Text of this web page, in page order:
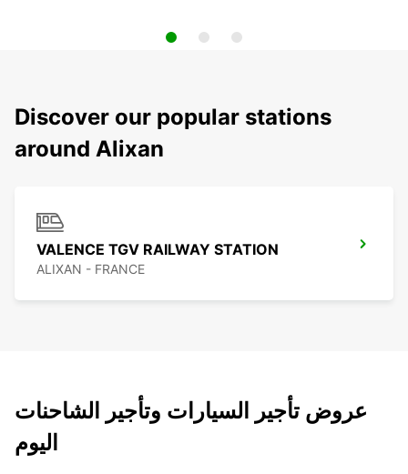
Discover our popular stations
around Alixan
VALENCE TGV RAILWAY STATION
ALIXAN - FRANCE
عروض تأجير السيارات وتأجير الشاحنات
اليوم